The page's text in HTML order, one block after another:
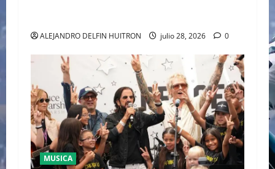
ALEJANDRO DELFIN HUITRON julio 28, 2026 0
MUSICA